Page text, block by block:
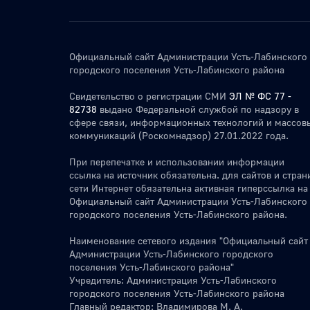
Официальный сайт Администрации Усть-Лабинского
городского поселения Усть-Лабинского района
Свидетельство о регистрации СМИ ЭЛ № ФС 77 -
82738 выдано Федеральной службой по надзору в
сфере связи, информационных технологий и
коммуникаций (Роскомнадзор) 27.01.2022 года.
При перепечатке и использовании информации
ссылка на источник обязательна. для сайтов и
сети Интернет обязательна активная гиперссылка на
Официальный сайт Администрации Усть-Лабинского
городского поселения Усть-Лабинского района.
Наименование сетевого издания "Официальный сайт
Администрации Усть-Лабинского городского
поселения Усть-Лабинского района"
Учредитель: Администрация Усть-Лабинского
городского поселения Усть-Лабинского района
Главный редактор: Владимирова М. А.